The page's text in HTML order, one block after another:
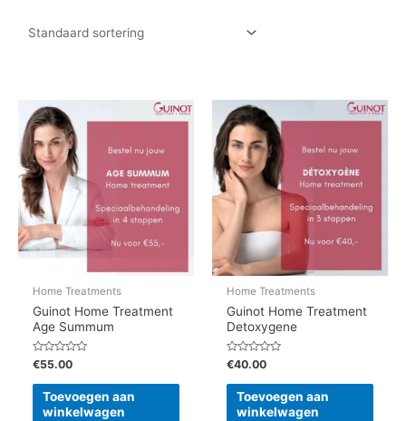
Home Treatments
Guinot Home Treatment
Age Summum
Gewaardeerd
0
uit
€55.00
Toevoegen aan
winkelwagen
Home Treatments
Guinot Home Treatment
Detoxygene
Gewaardeerd
0
uit
€40.00
Toevoegen aan
winkelwagen